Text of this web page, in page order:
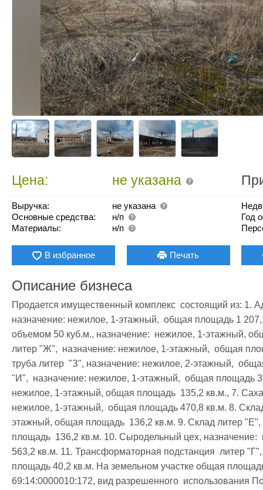
Цена: не указана
Выручка:
не указана
Основные средства:
н/п
Материалы:
н/п
Год
В избранное Печать
Описание бизнеса
Продается имущественный комплекс  состоящий из: 1.
назначение: нежилое, 1-этажный,  общая площадь 1
объемом 50 куб.м., назначение:  нежилое, 1-этажный,
литер "Ж",  назначение: нежилое, 1-этажный,  общая
труба литер  "З", назначение: нежилое, 2-этажный,
"И",  назначение: нежилое, 1-этажный,  общая площадь
нежилое, 1-этажный, общая площадь  135,2 кв.м., 7.
нежилое, 1-этажный,  общая площадь 470,8 кв.м. 8.
этажный, общая площадь  136,2 кв.м. 9. Склад литер
площадь  136,2 кв.м. 10. Сыродельный цех,
563,2 кв.м. 11. Трансформаторная подстанция  литер
площадь 40,2 кв.м. На земельном участке общая
69:14:0000010:172, вид разрешенного  использования